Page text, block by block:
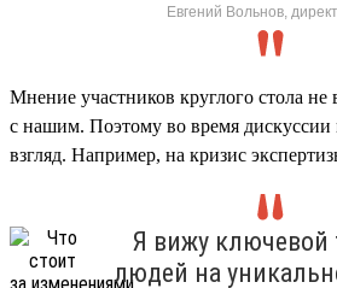
Евгений Вольнов,
Мнение участников круглого стола не
с нашим. Поэтому во время
взгляд. Например, на кризис
Я вижу ключевой
людей на